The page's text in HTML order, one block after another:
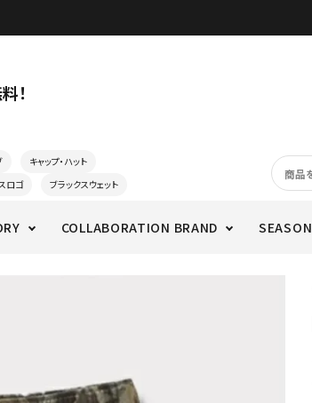
！
キャップ・ハット
ロゴ ブラックスウェット
COLLABORATION BRAND SEASON